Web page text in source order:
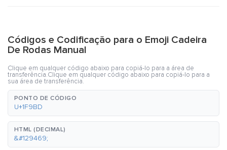
Códigos e Codificação para o Emoji Cadeira
De Rodas Manual
Clique em qualquer código abaixo para copiá-lo para a área de
transferência.Clique em qualquer código abaixo para copiá-lo para a
sua área de transferência.
PONTO DE CÓDIGO
U+1F9BD
HTML (DECIMAL)
&#129469;